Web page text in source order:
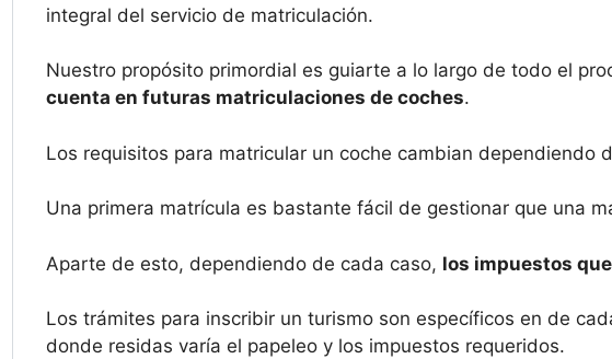
integral del servicio de matriculación.
Nuestro propósito primordial es guiarte a lo largo de todo el
cuenta en futuras matriculaciones de coches.
Los requisitos para matricular un coche cambian dependiendo
Una primera matrícula es bastante fácil de gestionar que una
Aparte de esto, dependiendo de cada caso, los impuestos
Los trámites para inscribir un turismo son específicos en de
donde residas varía el papeleo y los impuestos requeridos.